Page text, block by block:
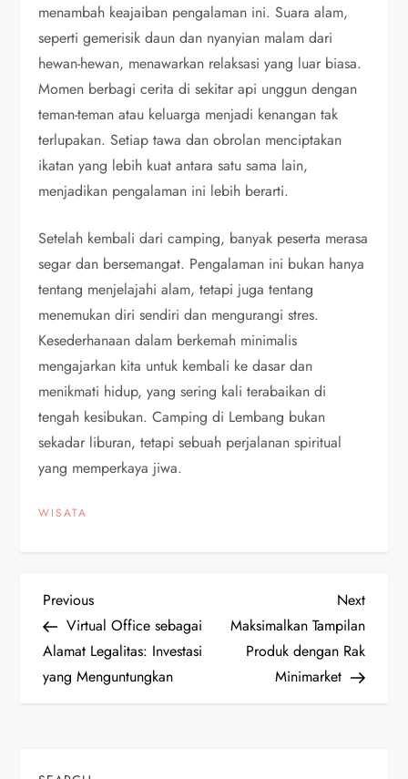
menambah keajaiban pengalaman ini. Suara alam,
seperti gemerisik daun dan nyanyian malam dari
hewan-hewan, menawarkan relaksasi yang luar biasa.
Momen berbagi cerita di sekitar api unggun dengan
teman-teman atau keluarga menjadi kenangan tak
terlupakan. Setiap tawa dan obrolan menciptakan
ikatan yang lebih kuat antara satu sama lain,
menjadikan pengalaman ini lebih berarti.
Setelah kembali dari camping, banyak peserta merasa
segar dan bersemangat. Pengalaman ini bukan hanya
tentang menjelajahi alam, tetapi juga tentang
menemukan diri sendiri dan mengurangi stres.
Kesederhanaan dalam berkemah minimalis
mengajarkan kita untuk kembali ke dasar dan
menikmati hidup, yang sering kali terabaikan di
tengah kesibukan. Camping di Lembang bukan
sekadar liburan, tetapi sebuah perjalanan spiritual
yang memperkaya jiwa.
WISATA
P
o
s
Previous
Post
Previous
Virtual Office sebagai
Alamat Legalitas: Investasi
yang Menguntungkan
Next
Post
Next
Maksimalkan Tampilan
Produk dengan Rak
Minimarket